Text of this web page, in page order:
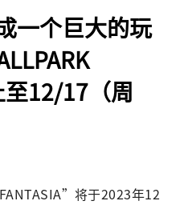
一个巨大的玩
至12/17（周
将于2023年12